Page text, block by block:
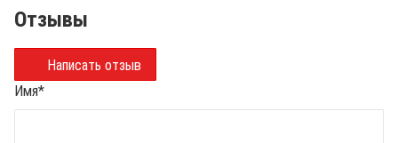
Отзывы
Написать отзыв
Имя*